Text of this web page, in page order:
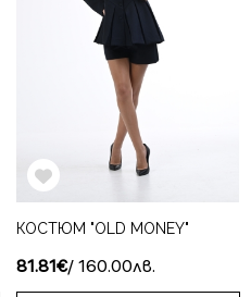
КОСТЮМ "OLD MONEY"
81.81€/ 160.00лв.